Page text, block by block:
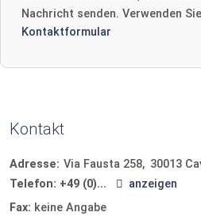
Nachricht senden. Verwenden
Kontaktformular
Kontakt
Adresse: Via Fausta 258 30013
Telefon: +49 (0)...
anzeigen
Fax: keine Angabe